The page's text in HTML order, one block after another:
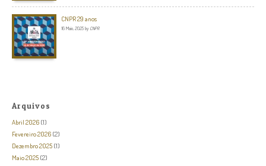
CNPR 29 anos
16 Maio, 2025 by CNPR
Arquivos
Abril 2026 (1)
Fevereiro 2026 (2)
Dezembro 2025 (1)
Maio 2025 (2)